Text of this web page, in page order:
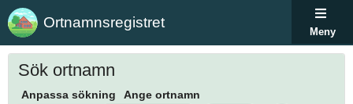
Ortnamnsregistret
Meny
Sök ortnamn
Anpassa sökning Ange ortnamn